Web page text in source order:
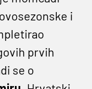
i
prvih
se o